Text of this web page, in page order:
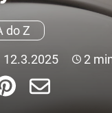
do Z
12.3.2025 2